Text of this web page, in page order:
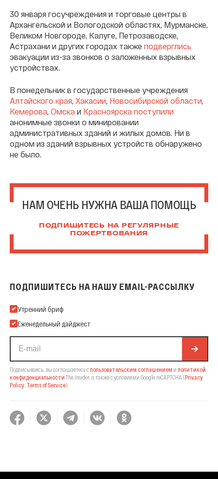
30 января госучреждения и торговые центры в
Архангельской и Вологодской областях, Мурманске,
Великом Новгороде, Калуге, Петрозаводске,
Астрахани и других городах также подверглись
эвакуации из-за звонков о заложенных взрывных
устройствах.
В понедельник в государственные учреждения
Алтайского края, Хакасии, Новосибирской области,
Кемерова, Омска и Красноярска поступили
анонимные звонки о минировании
административных зданий и жилых домов. Ни в
одном из зданий взрывных устройств обнаружено
не было.
НАМ ОЧЕНЬ НУЖНА ВАША ПОМОЩЬ
ПОДПИШИТЕСЬ НА РЕГУЛЯРНЫЕ
ПОЖЕРТВОВАНИЯ
ПОДПИШИТЕСЬ НА НАШУ EMAIL-РАССЫЛКУ
Подпишитесь на нашу Email-рассылку
Утренний бриф
Еженедельный дайджест
Подписываясь, вы соглашаетесь спользовательским соглашением и политикой
конфиденциальности The Insider, а также с условиями Google reCAPTCHA (Privacy
Policy, Terms of Service).